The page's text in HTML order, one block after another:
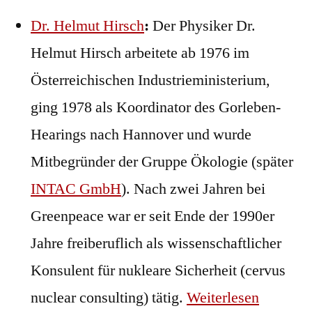
Dr. Helmut Hirsch: Der Physiker Dr.
Helmut Hirsch arbeitete ab 1976 im
Österreichischen Industrieministerium,
ging 1978 als Koordinator des Gorleben-
Hearings nach Hannover und wurde
Mitbegründer der Gruppe Ökologie (später
INTAC GmbH). Nach zwei Jahren bei
Greenpeace war er seit Ende der 1990er
Jahre freiberuflich als wissenschaftlicher
Konsulent für nukleare Sicherheit (cervus
nuclear consulting) tätig. Weiterlesen